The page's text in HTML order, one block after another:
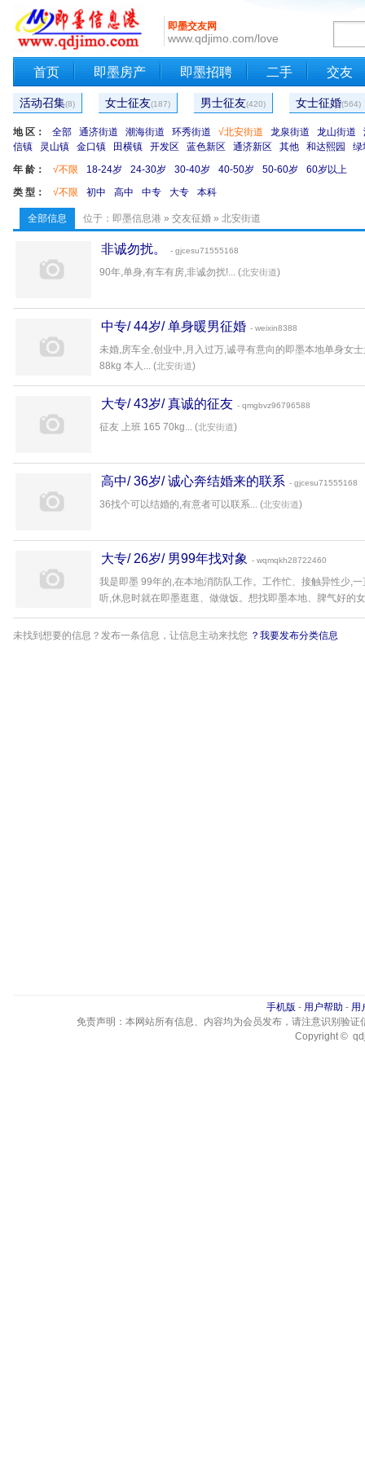
即墨交友网
www.qdjimo.com/love
首页 即墨房产 即墨招聘 二手 交友
活动召集(8) 女士征友(187) 男士征友(420) 女士征婚(564)
地 区： 全部 通济街道 潮海街道 环秀街道 √北安街道 龙泉街道 龙山街道
信镇
灵山镇 金口镇 田横镇 开发区 蓝色新区 通济新区 其他 和达熙园
绿
年 龄：
√不限 18-24岁 24-30岁 30-40岁 40-50岁 50-60岁
60岁以上
类 型：
√不限 初中 高中 中专 大专 本科
全部信息 位于： 即墨信息港 » 交友征婚 » 北安街道
非诚勿扰。 - gjcesu71555168
90年,单身,有车有房,非诚勿扰!... (北安街道)
中专/ 44岁/ 单身暖男征婚 - weixin8388
未婚,房车全,创业中,月入过万,诚寻有意向的即墨本地单身女
88kg 本人... (北安街道)
大专/ 43岁/ 真诚的征友 - qmgbvz96796588
征友 上班 165 70kg... (北安街道)
高中/ 36岁/ 诚心奔结婚来的联系 - gjcesu71555168
36找个可以结婚的,有意者可以联系... (北安街道)
大专/ 26岁/ 男99年找对象 - wqmqkh28722460
我是即墨 99年的,在本地消防队工作。工作忙、接触异性少,
听,休息时就在即墨逛逛、做做饭。想找即墨本地、脾气好的
未找到想要的信息？发布一条信息，让信息主动来找您 ？我要发布分类信息
手机版 - 用户帮助 - 用
免责声明：本网站所有信息、内容均为会员发布，请注意识别验
Copyright ©